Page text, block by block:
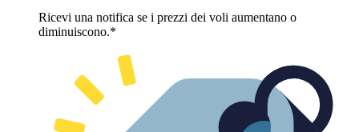
Ricevi una notifica se i prezzi dei voli aumentano o
diminuiscono.*